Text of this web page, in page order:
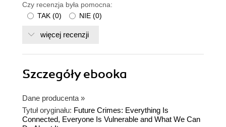
Czy recenzja była pomocna:
TAK (0) NIE (0)
więcej recenzji
Szczegółyebooka
Dane producenta »
Tytuł oryginału: Future Crimes: Everything Is
Connected, Everyone Is Vulnerable and What We Can